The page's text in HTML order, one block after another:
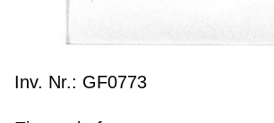
Inv. Nr.: GF0773